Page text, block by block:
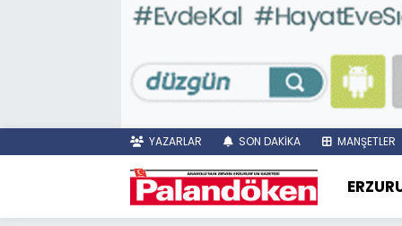
YAZARLAR SON DAKİKA MANŞETLER